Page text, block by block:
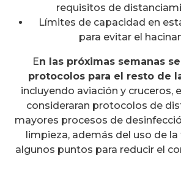
requisitos de
Límites de capacidad en
para evitar el
En las próximas semanas
protocolos para el resto de
incluyendo aviación y cruceros,
consideraran protocolos de
mayores procesos de
limpieza, además del uso de
algunos puntos para reducir el